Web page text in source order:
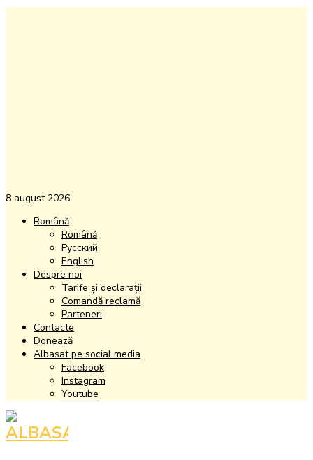
8 august 2026
Română
Română
Русский
English
Despre noi
Tarife și declarații
Comandă reclamă
Parteneri
Contacte
Donează
Albasat pe social media
Facebook
Instagram
Youtube
Facebook
Instagram
Youtube